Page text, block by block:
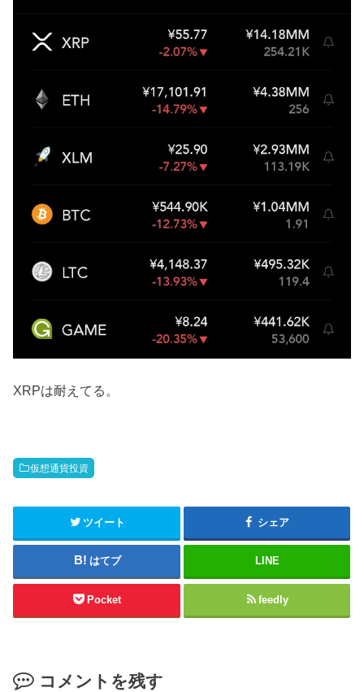
XRPは耐えてる。
仮想通貨投資
ツイート シェア
はてブ LINE
Pocket feedly
コメントを残す